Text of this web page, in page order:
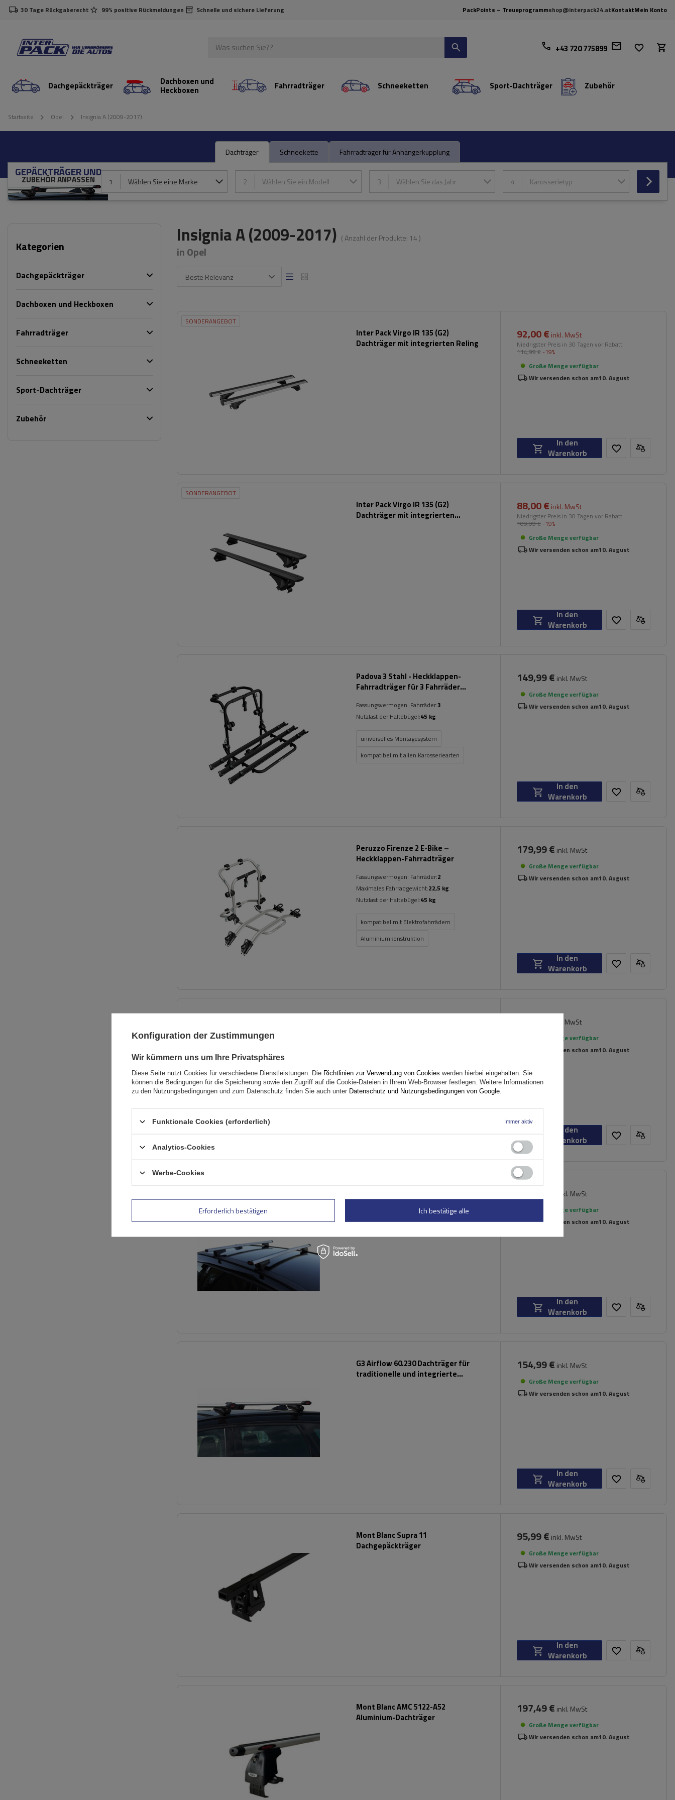
30 Tage Rückgaberecht 99% positive Rückmeldungen Schnelle und sichere Lieferung PackPoints – Treueprogrammshop@interpack24.atKontaktMein Konto
+43 720 775899
Dachgepäckträger Dachboxen und
Heckboxen Fahrradträger Schneeketten Sport-Dachträger Zubehör
Startseite Opel Insignia A (2009-2017)
Dachträger Schneekette Fahrradträger für Anhängerkupplung
GEPÄCKTRÄGER UND
ZUBEHÖR ANPASSEN 1 Wählen Sie eine Marke 2 Wählen Sie ein Modell 3 Wählen Sie das Jahr 4 Karosserietyp
Kategorien
Dachgepäckträger
Dachboxen und Heckboxen
Fahrradträger
Schneeketten
Sport-Dachträger
Zubehör
Insignia A (2009-2017) ( Anzahl der Produkte: 14 )
in Opel
Beste Relevanz
SONDERANGEBOT
Inter Pack Virgo IR 135 (G2)
Dachträger mit integrierten Reling
92,00 € inkl. MwSt
Niedrigster Preis in 30 Tagen vor Rabatt:
114,99 € -19%
Große Menge verfügbar
Wir versenden schon am10. August
In den
Warenkorb
SONDERANGEBOT
Inter Pack Virgo IR 135 (G2)
Dachträger mit integrierten
88,00 € inkl. MwSt
Niedrigster Preis in 30 Tagen vor Rabatt:
109,99 € -19%
Große Menge verfügbar
Wir versenden schon am10. August
In den
Warenkorb
Padova 3 Stahl - Heckklappen-
Fahrradträger für 3 Fahrräder
Fassungsvermögen: Fahrräder:3
Nutzlast der Haltebügel:45 kg
universelles Montagesystem
kompatibel mit allen Karosseriearten
149,99 € inkl. MwSt
Große Menge verfügbar
Wir versenden schon am10. August
In den
Warenkorb
Peruzzo Firenze 2 E-Bike –
Heckklappen-Fahrradträger
Fassungsvermögen: Fahrräder:2
Maximales Fahrradgewicht:22,5 kg
Nutzlast der Haltebügel:45 kg
kompatibel mit Elektrofahrrädern
Aluminiumkonstruktion
179,99 € inkl. MwSt
Große Menge verfügbar
Wir versenden schon am10. August
In den
Warenkorb
inkl. MwSt
Große Menge verfügbar
Wir versenden schon am10. August
In den
Warenkorb
für traditionelle und integrierte
Aluminiumschienen
inkl. MwSt
Große Menge verfügbar
Wir versenden schon am10. August
In den
Warenkorb
G3 Airflow 60.230 Dachträger für
traditionelle und integrierte
154,99 € inkl. MwSt
Große Menge verfügbar
Wir versenden schon am10. August
In den
Warenkorb
Mont Blanc Supra 11
Dachgepäckträger
95,99 € inkl. MwSt
Große Menge verfügbar
Wir versenden schon am10. August
In den
Warenkorb
Mont Blanc AMC 5122-A52
Aluminium-Dachträger
197,49 € inkl. MwSt
Große Menge verfügbar
Wir versenden schon am10. August
Konfiguration der Zustimmungen
Wir kümmern uns um Ihre Privatsphäres
Diese Seite nutzt Cookies für verschiedene Dienstleistungen. Die Richtlinien zur Verwendung von Cookies werden hierbei eingehalten. Sie
können die Bedingungen für die Speicherung sowie den Zugriff auf die Cookie-Dateien in Ihrem Web-Browser festlegen. Weitere Informationen
zu den Nutzungsbedingungen und zum Datenschutz finden Sie auch unter Datenschutz und Nutzungsbedingungen von Google
Funktionale Cookies (erforderlich) Immer aktiv
Analytics-Cookies
Werbe-Cookies
Erforderlich bestätigen Ich bestätige alle